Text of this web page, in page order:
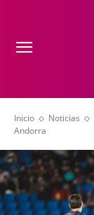
Inicio Noticias
Andorra